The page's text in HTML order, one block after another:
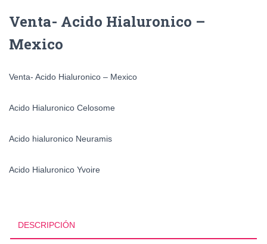
Venta- Acido Hialuronico –
Mexico
Venta- Acido Hialuronico – Mexico
Acido Hialuronico Celosome
Acido hialuronico Neuramis
Acido Hialuronico Yvoire
DESCRIPCIÓN